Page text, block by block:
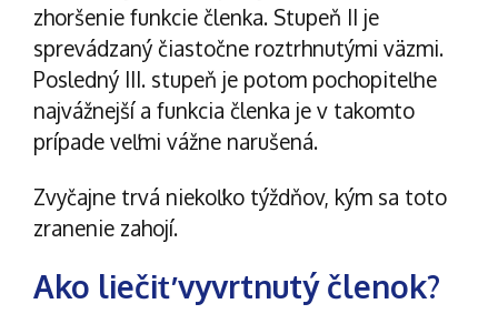
zhoršenie funkcie členka. Stupeň II je
sprevádzaný čiastočne roztrhnutými väzmi.
Posledný III. stupeň je potom pochopiteľne
najvážnejší a funkcia členka je v takomto
prípade veľmi vážne narušená.
Zvyčajne trvá niekoľko týždňov, kým sa toto
zranenie zahojí.
Ako liečiť vyvrtnutý členok?